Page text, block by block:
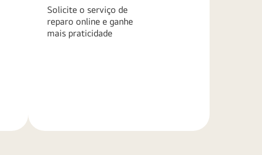
Solicite o serviço de
reparo online e ganhe
mais praticidade